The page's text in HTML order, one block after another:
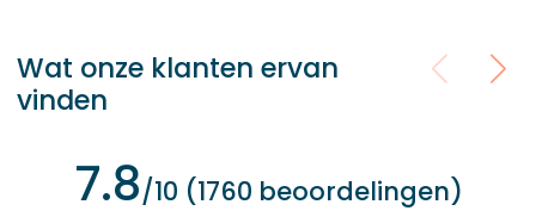
Wat onze klanten ervan
vinden
7.8/10 (1760 beoordelingen)